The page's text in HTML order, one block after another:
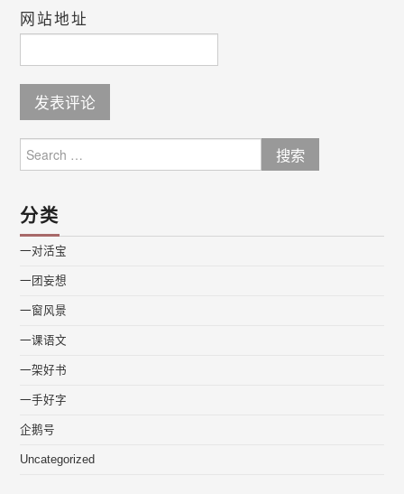
网站地址
for:
分类
一对活宝
一团妄想
一窗风景
一课语文
一架好书
一手好字
企鹅号
Uncategorized